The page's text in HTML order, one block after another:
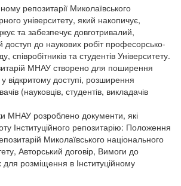
репозитарії Миколаївського
університету, який накопичує,
та забезпечує довготривалий,
доступ до наукових робіт професорсько-
співробітників та студентів Університету.
МНАУ створено для поширення
у відкритому доступі, розширення
(науковців, студентів, викладачів
МНАУ розроблено документи, які
Інституційного репозитарію: Положення
Миколаївського національного
Авторський договір, Вимоги до
для розміщення в Інституційному